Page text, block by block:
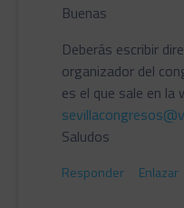
Buenas
Deberás escribir
organizador del
es el que sale en la
Saludos
Responder Enlazar